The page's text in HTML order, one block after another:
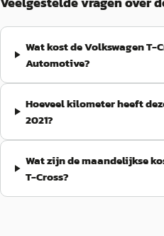
Wat kost de Volkswagen T-
Automotive?
Hoeveel kilometer heeft
2021?
Wat zijn de maandelijkse
T-Cross?